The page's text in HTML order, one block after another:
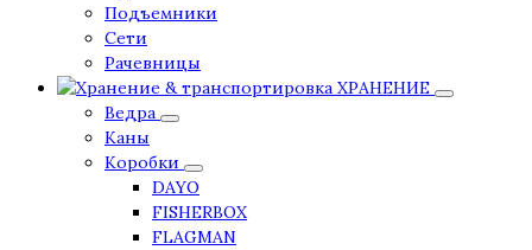
Подъемники
Сети
Рачевницы
ХРАНЕНИЕ
Ведра
Каны
Коробки
DAYO
FISHERBOX
FLAGMAN